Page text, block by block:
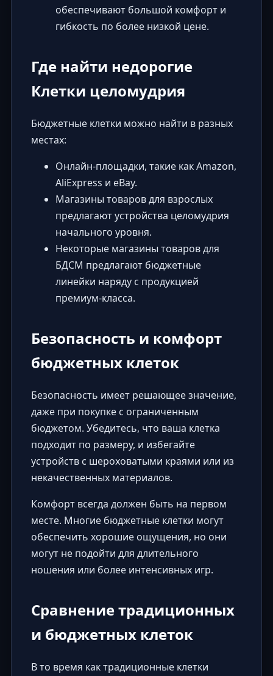
обеспечивают большой комфорт и
гибкость по более низкой цене.
Где найти недорогие
Клетки целомудрия
Бюджетные клетки можно найти в разных
местах:
Онлайн-площадки, такие какAmazon,
AliExpress и eBay.
Магазины товаров для взрослых
предлагают устройства целомудрия
начального уровня.
Некоторые магазины товаров для
БДСМ предлагают бюджетные
линейки наряду с продукцией
премиум-класса.
Безопасность и комфорт
бюджетных клеток
Безопасность имеет решающее значение,
даже при покупке с ограниченным
бюджетом. Убедитесь, что ваша клетка
подходит по размеру, и избегайте
устройств с шероховатыми краями или из
некачественных материалов.
Комфорт всегда должен быть на первом
месте. Многие бюджетные клетки могут
обеспечить хорошие ощущения, но они
могут не подойти для длительного
ношения или более интенсивных игр.
Сравнение традиционных
и бюджетных клеток
В то время как традиционные клетки